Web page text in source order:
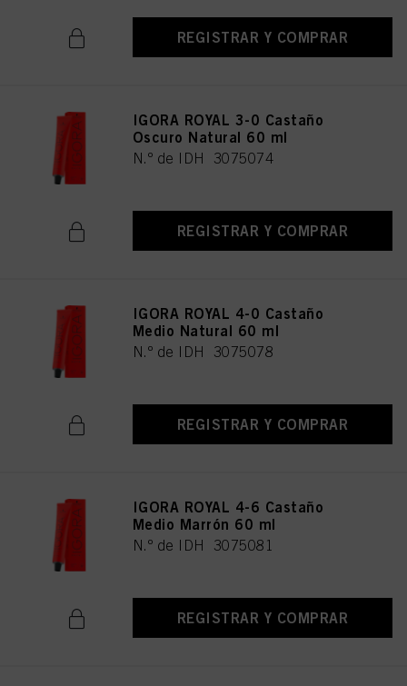
REGISTRAR Y COMPRAR
IGORA ROYAL 3-0 Castaño
Oscuro Natural 60 ml
N.º de IDH 3075074
REGISTRAR Y COMPRAR
IGORA ROYAL 4-0 Castaño
Medio Natural 60 ml
N.º de IDH 3075078
REGISTRAR Y COMPRAR
IGORA ROYAL 4-6 Castaño
Medio Marrón 60 ml
N.º de IDH 3075081
REGISTRAR Y COMPRAR